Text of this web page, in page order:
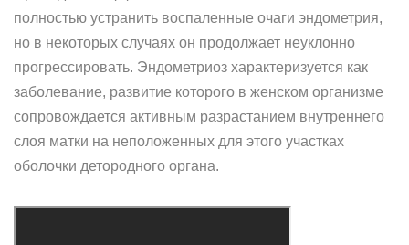
полностью устранить воспаленные очаги эндометрия,
но в некоторых случаях он продолжает неуклонно
прогрессировать. Эндометриоз характеризуется как
заболевание, развитие которого в женском организме
сопровождается активным разрастанием внутреннего
слоя матки на неположенных для этого участках
оболочки детородного органа.